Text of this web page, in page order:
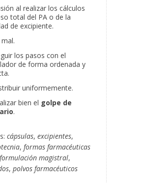
al realizar los cálculos
total del PA o de la
de excipiente.
los pasos con el
de forma ordenada y
uniformemente.
bien el golpe de
.
cápsulas, excipientes,
, formas farmacéuticas
formulación magistral,
, polvos farmacéuticos